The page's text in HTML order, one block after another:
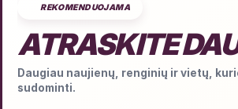
REKOMENDUOJAMA
ATRASKITE
Daugiau naujienų, renginių ir vietų,
sudominti.